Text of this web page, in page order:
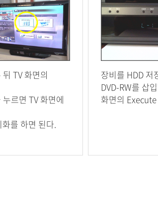
TV 화면의
르면 TV 화면에
를 하면 된다.
장비를 HDD 저
DVD-RW를 삽
화면의